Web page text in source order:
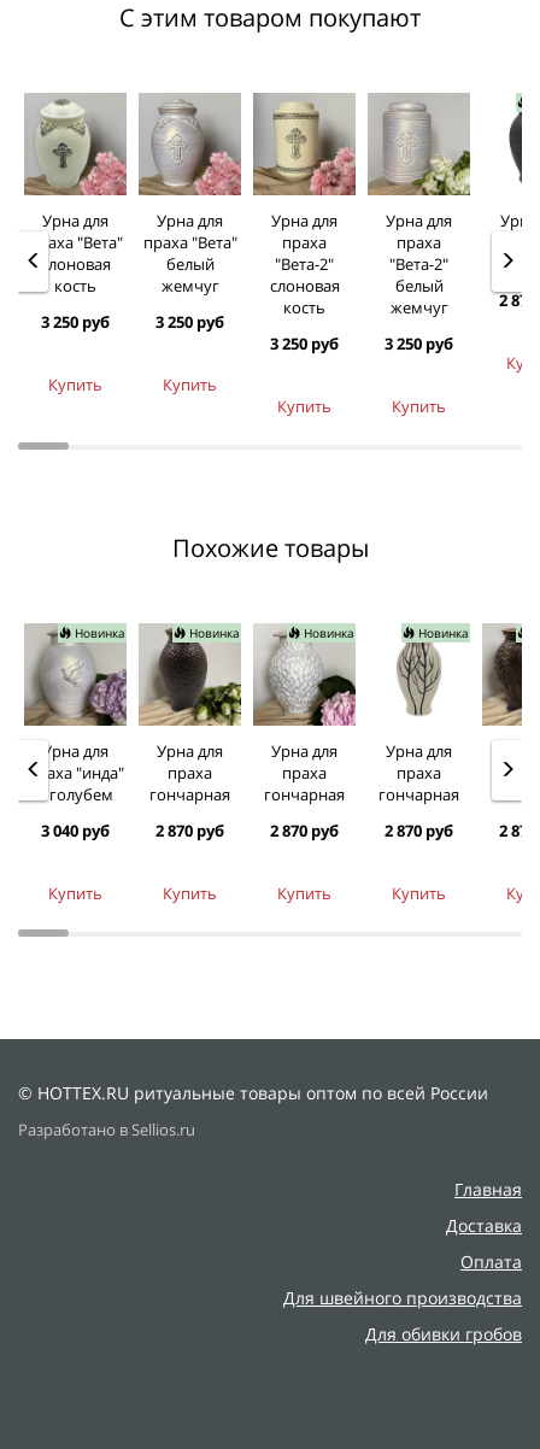
С этим товаром покупают
Урна для
праха "Вета"
слоновая
кость
3 250 руб
Купить
Урна для
праха "Вета"
белый
жемчуг
3 250 руб
Купить
Урна для
праха
"Вета-2"
слоновая
кость
3 250 руб
Купить
Урна для
праха
"Вета-2"
белый
жемчуг
3 250 руб
Купить
Урна
2
Похожие товары
Новинка
Урна для
праха "инда"
с голубем
3 040 руб
Купить
Новинка
Урна для
праха
гончарная
2 870 руб
Купить
Новинка
Урна для
праха
гончарная
2 870 руб
Купить
Новинка
Урна для
праха
гончарная
2 870 руб
Купить
2
© HOTTEX.RU ритуальные товары оптом по всей России
Разработано в Sellios.ru
Главная
Доставка
Оплата
Для швейного производства
Для обивки гробов